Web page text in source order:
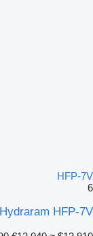
HFP-7V
6
Hydraram HFP-7V